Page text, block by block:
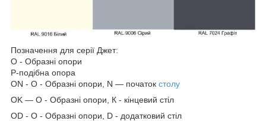
Позначення для серії Джет:
О - Образні опори
Р-подібна опора
ON - O - Образні опори, N — початок столу
OK — O - Образні опори, К - кінцевий стіл
OD - O - Образні опори, D - додатковий стіл